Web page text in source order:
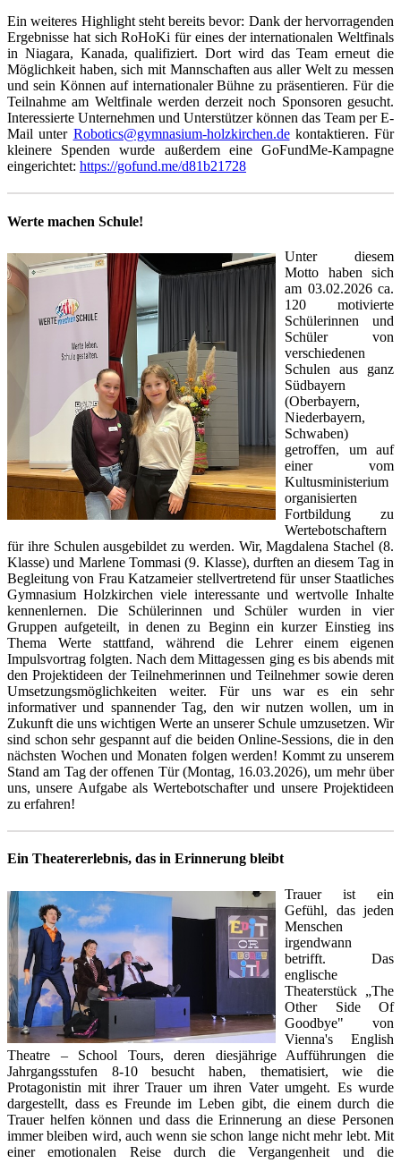
Ein weiteres Highlight steht bereits bevor: Dank der hervorragenden
Ergebnisse hat sich RoHoKi für eines der internationalen Weltfinals
in Niagara, Kanada, qualifiziert. Dort wird das Team erneut die
Möglichkeit haben, sich mit Mannschaften aus aller Welt zu messen
und sein Können auf internationaler Bühne zu präsentieren. Für die
Teilnahme am Weltfinale werden derzeit noch Sponsoren gesucht.
Interessierte Unternehmen und Unterstützer können das Team per E-
Mail unter Robotics@gymnasium-holzkirchen.dekontaktieren. Für
kleinere Spenden wurde außerdem eine GoFundMe-Kampagne
eingerichtet: https://gofund.me/d81b21728
Werte machen Schule!
Unter diesem
Motto haben sich
am 03.02.2026 ca.
120 motivierte
Schülerinnen und
Schüler von
verschiedenen
Schulen aus ganz
Südbayern
(Oberbayern,
Niederbayern,
Schwaben)
getroffen, um auf
einer vom
Kultusministerium
organisierten
Fortbildung zu
Wertebotschaftern
für ihre Schulen ausgebildet zu werden. Wir, Magdalena Stachel (8.
Klasse) und Marlene Tommasi (9. Klasse), durften an diesem Tag in
Begleitung von Frau Katzameier stellvertretend für unser Staatliches
Gymnasium Holzkirchen viele interessante und wertvolle Inhalte
kennenlernen. Die Schülerinnen und Schüler wurden in vier
Gruppen aufgeteilt, in denen zu Beginn ein kurzer Einstieg ins
Thema Werte stattfand, während die Lehrer einem eigenen
Impulsvortrag folgten. Nach dem Mittagessen ging es bis abends mit
den Projektideen der Teilnehmerinnen und Teilnehmer sowie deren
Umsetzungsmöglichkeiten weiter. Für uns war es ein sehr
informativer und spannender Tag, den wir nutzen wollen, um in
Zukunft die uns wichtigen Werte an unserer Schule umzusetzen. Wir
sind schon sehr gespannt auf die beiden Online-Sessions, die in den
nächsten Wochen und Monaten folgen werden! Kommt zu unserem
Stand am Tag der offenen Tür (Montag, 16.03.2026), um mehr über
uns, unsere Aufgabe als Wertebotschafter und unsere Projektideen
zu erfahren!
Ein Theatererlebnis, das in Erinnerung bleibt
Trauer ist ein
Gefühl, das jeden
Menschen
irgendwann
betrifft. Das
englische
Theaterstück „The
Other Side Of
Goodbye" von
Vienna's English
Theatre – School Tours, deren diesjährige Aufführungen die
Jahrgangsstufen 8-10 besucht haben, thematisiert, wie die
Protagonistin mit ihrer Trauer um ihren Vater umgeht. Es wurde
dargestellt, dass es Freunde im Leben gibt, die einem durch die
Trauer helfen können und dass die Erinnerung an diese Personen
immer bleiben wird, auch wenn sie schon lange nicht mehr lebt. Mit
einer emotionalen Reise durch die Vergangenheit und die